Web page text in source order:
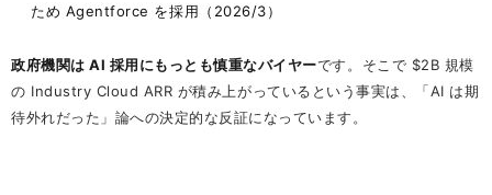
ため Agentforce を採用（2026/3）
政府機関は AI 採用にもっとも慎重なバイヤーです。そこで $2B 規模
の Industry Cloud ARR が積み上がっているという事実は、「AI は期
待外れだった」論への決定的な反証になっています。